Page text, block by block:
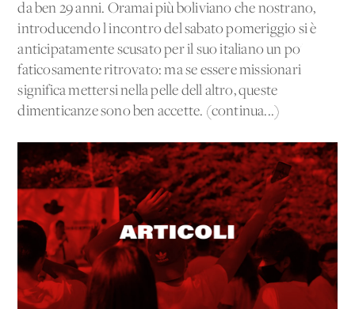
da ben 29 anni. Oramai più boliviano che nostrano,
introducendo l'incontro del sabato pomeriggio si è
anticipatamente scusato per il suo italiano un po'
faticosamente ritrovato: ma se essere missionari
significa mettersi nella pelle dell'altro, queste
dimenticanze sono ben accette. (continua...)